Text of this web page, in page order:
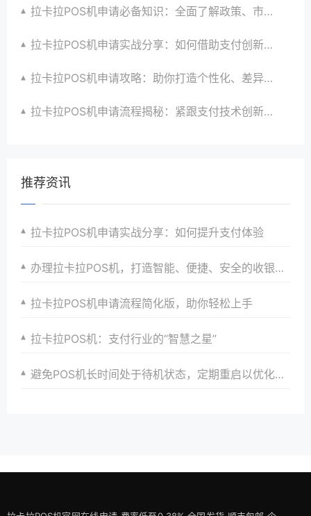
拉卡拉POS机申请必备知识：全面了解政策、市场、技术与创新趋势
拉卡拉POS机申请实战分享：如何借助支付创新技术提升商户运营效益与效率
拉卡拉POS机申请攻略：助你打造个性化、差异化支付体验以提升竞争力
拉卡拉POS机申请流程揭秘：紧跟支付技术创新步伐，抢占市场先机
推荐资讯
拉卡拉POS机申请实战分享：如何提升支付体验
办理拉卡拉POS机，打造智能、便捷、安全的收银系统，引领支付行业新风尚
拉卡拉POS机申请流程简化版，助你轻松上手
拉卡拉POS机：支付行业的“智慧之星”
避免POS机长时间处于待机状态，定期重启以优化性能。